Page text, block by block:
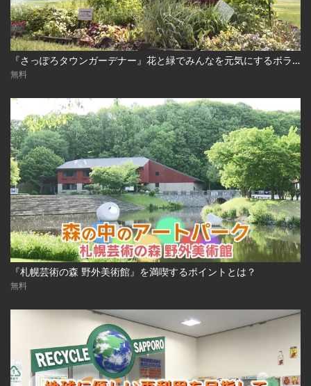
『さっぽろタウンガーデナー』花と緑でみんなを元気にするボランティア！
無料
『札幌芸術の森 野外美術館』を満喫するポイントとは？
無料